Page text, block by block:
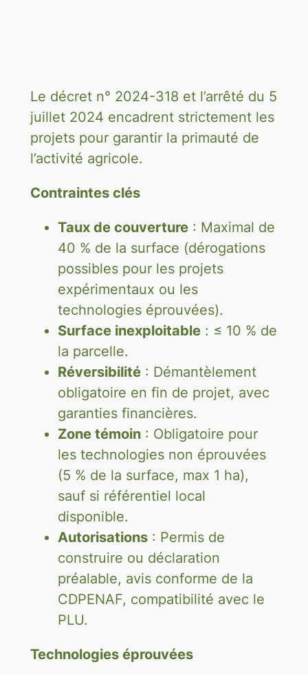
Le décret n° 2024-318 et l’arrêté du 5
juillet 2024 encadrent strictement les
projets pour garantir la primauté de
l’activité agricole.
Contraintes clés
Taux de couverture: Maximal de
40 % de la surface (dérogations
possibles pour les projets
expérimentaux ou les
technologies éprouvées).
Surface inexploitable: ≤ 10 % de
la parcelle.
Réversibilité: Démantèlement
obligatoire en fin de projet, avec
garanties financières.
Zone témoin: Obligatoire pour
les technologies non éprouvées
(5 % de la surface, max 1 ha),
sauf si référentiel local
disponible.
Autorisations: Permis de
construire ou déclaration
préalable, avis conforme de la
CDPENAF, compatibilité avec le
PLU.
Technologies éprouvées